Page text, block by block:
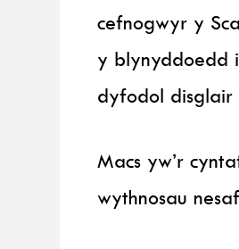
cefnogwyr y
y blynyddoedd
dyfodol disglair
Macs yw’r
wythnosau